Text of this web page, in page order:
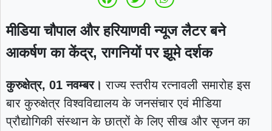
मीडिया चौपाल और हरियाणवी न्यूज लैटर बने
आकर्षण का केंद्र, रागनियों पर झूमे दर्शक
कुरुक्षेत्र, 01 नवम्बर। राज्य स्तरीय रत्नावली समारोह इस
बार कुरुक्षेत्र विश्वविद्यालय के जनसंचार एवं मीडिया
प्रौद्योगिकी संस्थान के छात्रों के लिए सीख और सृजन का